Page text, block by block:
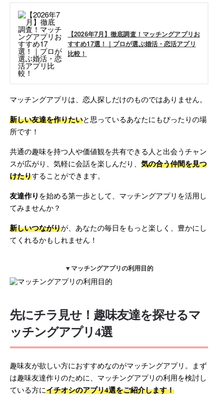
【2026年7月】徹底調査！マッチングアプリお
すすめ17選！｜プロが選ぶ婚活・恋活アプリ
比較！
マッチングアプリは、恋人探しだけのものではありません。
新しい友達を作りたいと思っているあなたにもぴったりの場
所です！
共通の趣味を持つ人や価値観を共有できる人と出会うチャン
スが広がり、気軽に会話を楽しんだり、 気の合う仲間を見つ
けたりすることができます。
友達作り を始める第一歩として、マッチングアプリを活用し
てみませんか？
新しいつながりが、あなたの毎日をもっと楽しく、豊かにし
てくれるかもしれません！
▼マッチングアプリの利用目的
先にチラ見せ！趣味友達を探せるマ
ッチングアプリ4選
趣味友が欲しい方におすすめなのがマッチングアプリ。まず
は趣味友達作りのために、マッチングアプリの利用を検討し
ている方にイチオシのアプリ4選をご紹介します！